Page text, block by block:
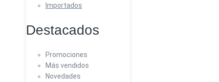
Importados
Destacados
Promociones
Más vendidos
Novedades